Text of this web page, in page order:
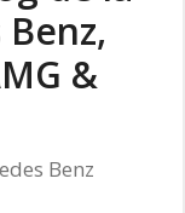
&
Benz